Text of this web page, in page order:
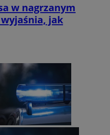
w nagrzanym
jak